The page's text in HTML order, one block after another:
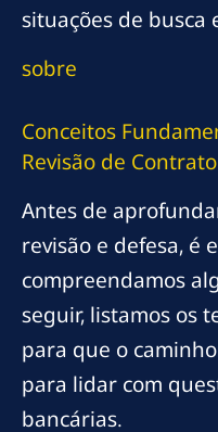
situações de busca
sobre
Conceitos
Revisão de Contrato
Antes de
revisão e defesa, é
compreendamos
seguir, listamos os
para que o
para lidar com
bancárias.